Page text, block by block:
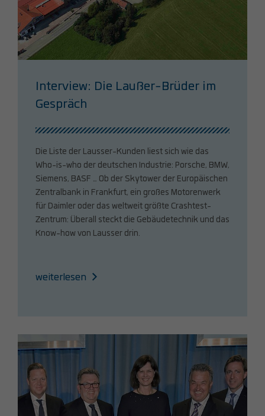
Interview: Die Laußer-Brüder im
Gespräch
Die Liste der Lausser-Kunden liest sich wie das
Who-is-who der deutschen Industrie: Porsche, BMW,
Siemens, BASF … Ob der Skytower der Europäischen
Zentralbank in Frankfurt, ein großes Motorenwerk
für Daimler oder das weltweit größte Crashtest-
Zentrum: Überall steckt die Gebäudetechnik und das
Know-how von Lausser drin.
weiterlesen